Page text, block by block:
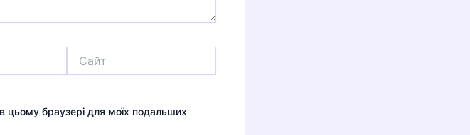
цьому браузері для моїх подальших